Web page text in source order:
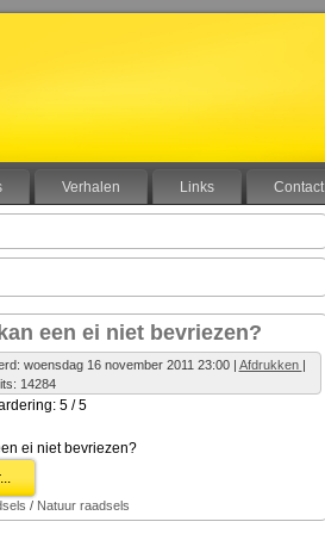
Verhalen Links Contact
een ei niet bevriezen?
woensdag 16 november 2011 23:00| Afdrukken |
14284
5/5
ei niet bevriezen?
/ Natuur raadsels